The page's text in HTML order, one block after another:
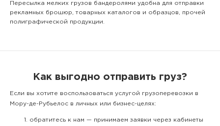
Пересылка мелких грузов бандеролями удобна для отправки
рекламных брошюр, товарных каталогов и образцов, прочей
полиграфической продукции.
Как выгодно отправить груз?
Если вы хотите воспользоваться услугой грузоперевозки в
Мору-де-Рубьелос в личных или бизнес-целях:
обратитесь к нам — принимаем заявки через кабинеты